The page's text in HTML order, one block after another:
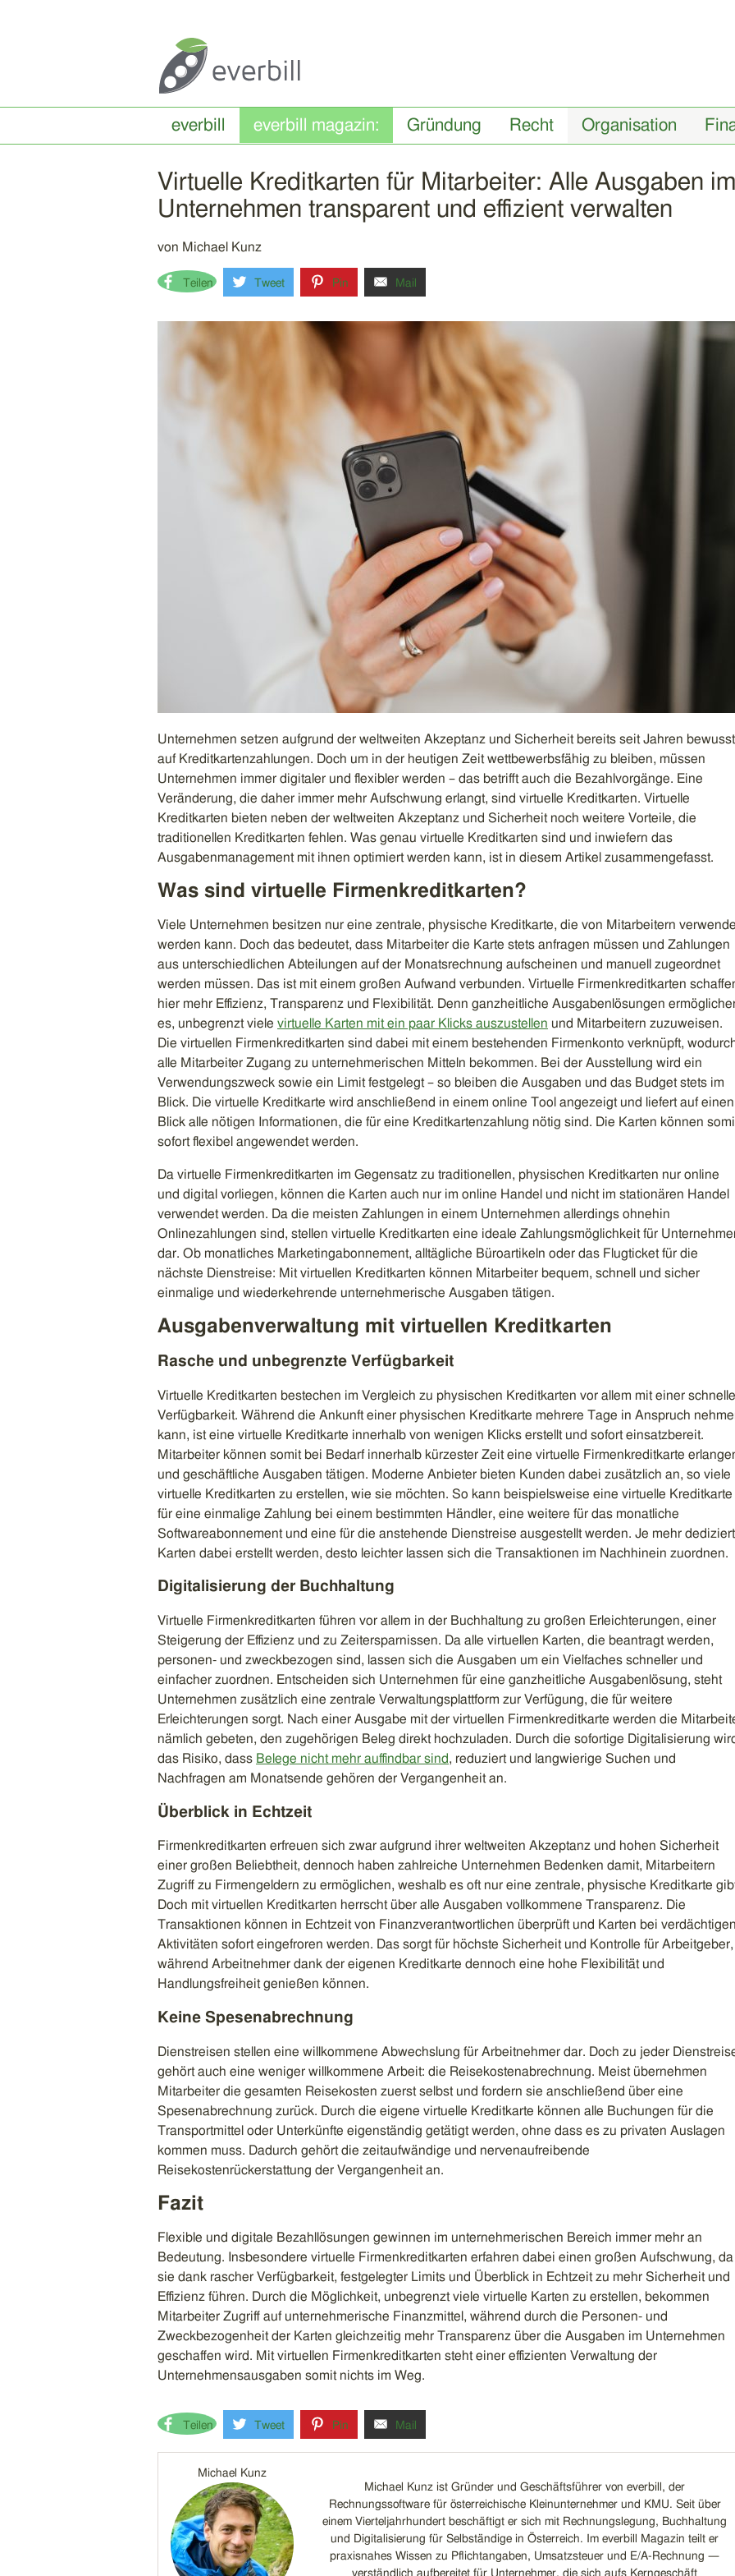
everbill Gründung Recht Organisation
Virtuelle Kreditkarten für Mitarbeiter: Alle Ausgaben im
Unternehmen transparent und effizient verwalten
von Michael Kunz
Teilen Tweet Pin Mail
Unternehmen setzen aufgrund der weltweiten Akzeptanz und Sicherheit bereits seit Jahren bewusst
auf Kreditkartenzahlungen. Doch um in der heutigen Zeit wettbewerbsfähig zu bleiben, müssen
Unternehmen immer digitaler und flexibler werden – das betrifft auch die Bezahlvorgänge. Eine
Veränderung, die daher immer mehr Aufschwung erlangt, sind virtuelle Kreditkarten. Virtuelle
Kreditkarten bieten neben der weltweiten Akzeptanz und Sicherheit noch weitere Vorteile, die
traditionellen Kreditkarten fehlen. Was genau virtuelle Kreditkarten sind und inwiefern das
Ausgabenmanagement mit ihnen optimiert werden kann, ist in diesem Artikel zusammengefasst.
Was sind virtuelle Firmenkreditkarten?
Viele Unternehmen besitzen nur eine zentrale, physische Kreditkarte, die von Mitarbeitern
werden kann. Doch das bedeutet, dass Mitarbeiter die Karte stets anfragen müssen und Zahlungen
aus unterschiedlichen Abteilungen auf der Monatsrechnung aufscheinen und manuell zugeordnet
werden müssen. Das ist mit einem großen Aufwand verbunden. Virtuelle Firmenkreditkarten
hier mehr Effizienz, Transparenz und Flexibilität. Denn ganzheitliche Ausgabenlösungen
es, unbegrenzt viele virtuelle Karten mit ein paar Klicks auszustellen und Mitarbeitern zuzuweisen.
Die virtuellen Firmenkreditkarten sind dabei mit einem bestehenden Firmenkonto verknüpft,
alle Mitarbeiter Zugang zu unternehmerischen Mitteln bekommen. Bei der Ausstellung wird ein
Verwendungszweck sowie ein Limit festgelegt – so bleiben die Ausgaben und das Budget stets im
Blick. Die virtuelle Kreditkarte wird anschließend in einem online Tool angezeigt und liefert auf einen
Blick alle nötigen Informationen, die für eine Kreditkartenzahlung nötig sind. Die Karten können
sofort flexibel angewendet werden.
Da virtuelle Firmenkreditkarten im Gegensatz zu traditionellen, physischen Kreditkarten nur online
und digital vorliegen, können die Karten auch nur im online Handel und nicht im stationären Handel
verwendet werden. Da die meisten Zahlungen in einem Unternehmen allerdings ohnehin
Onlinezahlungen sind, stellen virtuelle Kreditkarten eine ideale Zahlungsmöglichkeit für
dar. Ob monatliches Marketingabonnement, alltägliche Büroartikeln oder das Flugticket für die
nächste Dienstreise: Mit virtuellen Kreditkarten können Mitarbeiter bequem, schnell und sicher
einmalige und wiederkehrende unternehmerische Ausgaben tätigen.
Ausgabenverwaltung mit virtuellen Kreditkarten
Rasche und unbegrenzte Verfügbarkeit
Virtuelle Kreditkarten bestechen im Vergleich zu physischen Kreditkarten vor allem mit einer
Verfügbarkeit. Während die Ankunft einer physischen Kreditkarte mehrere Tage in Anspruch
kann, ist eine virtuelle Kreditkarte innerhalb von wenigen Klicks erstellt und sofort einsatzbereit.
Mitarbeiter können somit bei Bedarf innerhalb kürzester Zeit eine virtuelle Firmenkreditkarte
und geschäftliche Ausgaben tätigen. Moderne Anbieter bieten Kunden dabei zusätzlich an, so viele
virtuelle Kreditkarten zu erstellen, wie sie möchten. So kann beispielsweise eine virtuelle Kreditkarte
für eine einmalige Zahlung bei einem bestimmten Händler, eine weitere für das monatliche
Softwareabonnement und eine für die anstehende Dienstreise ausgestellt werden. Je mehr
Karten dabei erstellt werden, desto leichter lassen sich die Transaktionen im Nachhinein zuordnen.
Digitalisierung der Buchhaltung
Virtuelle Firmenkreditkarten führen vor allem in der Buchhaltung zu großen Erleichterungen, einer
Steigerung der Effizienz und zu Zeitersparnissen. Da alle virtuellen Karten, die beantragt werden,
personen- und zweckbezogen sind, lassen sich die Ausgaben um ein Vielfaches schneller und
einfacher zuordnen. Entscheiden sich Unternehmen für eine ganzheitliche Ausgabenlösung, steht
Unternehmen zusätzlich eine zentrale Verwaltungsplattform zur Verfügung, die für weitere
Erleichterungen sorgt. Nach einer Ausgabe mit der virtuellen Firmenkreditkarte werden die
nämlich gebeten, den zugehörigen Beleg direkt hochzuladen. Durch die sofortige Digitalisierung
das Risiko, dass Belege nicht mehr auffindbar sind, reduziert und langwierige Suchen und
Nachfragen am Monatsende gehören der Vergangenheit an.
Überblick in Echtzeit
Firmenkreditkarten erfreuen sich zwar aufgrund ihrer weltweiten Akzeptanz und hohen Sicherheit
einer großen Beliebtheit, dennoch haben zahlreiche Unternehmen Bedenken damit, Mitarbeitern
Zugriff zu Firmengeldern zu ermöglichen, weshalb es oft nur eine zentrale, physische Kreditkarte
Doch mit virtuellen Kreditkarten herrscht über alle Ausgaben vollkommene Transparenz. Die
Transaktionen können in Echtzeit von Finanzverantwortlichen überprüft und Karten bei verdächtigen
Aktivitäten sofort eingefroren werden. Das sorgt für höchste Sicherheit und Kontrolle für Arbeitgeber,
während Arbeitnehmer dank der eigenen Kreditkarte dennoch eine hohe Flexibilität und
Handlungsfreiheit genießen können.
Keine Spesenabrechnung
Dienstreisen stellen eine willkommene Abwechslung für Arbeitnehmer dar. Doch zu jeder
gehört auch eine weniger willkommene Arbeit: die Reisekostenabrechnung. Meist übernehmen
Mitarbeiter die gesamten Reisekosten zuerst selbst und fordern sie anschließend über eine
Spesenabrechnung zurück. Durch die eigene virtuelle Kreditkarte können alle Buchungen für die
Transportmittel oder Unterkünfte eigenständig getätigt werden, ohne dass es zu privaten Auslagen
kommen muss. Dadurch gehört die zeitaufwändige und nervenaufreibende
Reisekostenrückerstattung der Vergangenheit an.
Fazit
Flexible und digitale Bezahllösungen gewinnen im unternehmerischen Bereich immer mehr an
Bedeutung. Insbesondere virtuelle Firmenkreditkarten erfahren dabei einen großen Aufschwung, da
sie dank rascher Verfügbarkeit, festgelegter Limits und Überblick in Echtzeit zu mehr Sicherheit und
Effizienz führen. Durch die Möglichkeit, unbegrenzt viele virtuelle Karten zu erstellen, bekommen
Mitarbeiter Zugriff auf unternehmerische Finanzmittel, während durch die Personen- und
Zweckbezogenheit der Karten gleichzeitig mehr Transparenz über die Ausgaben im Unternehmen
geschaffen wird. Mit virtuellen Firmenkreditkarten steht einer effizienten Verwaltung der
Unternehmensausgaben somit nichts im Weg.
Teilen Tweet Pin Mail
Michael Kunz
Michael Kunz ist Gründer und Geschäftsführer von everbill, der
Rechnungssoftware für österreichische Kleinunternehmer und KMU. Seit über
einem Vierteljahrhundert beschäftigt er sich mit Rechnungslegung, Buchhaltung
und Digitalisierung für Selbständige in Österreich. Im everbill Magazin teilt er
praxisnahes Wissen zu Pflichtangaben, Umsatzsteuer und E/A-Rechnung —
verständlich aufbereitet für Unternehmer, die sich aufs Kerngeschäft